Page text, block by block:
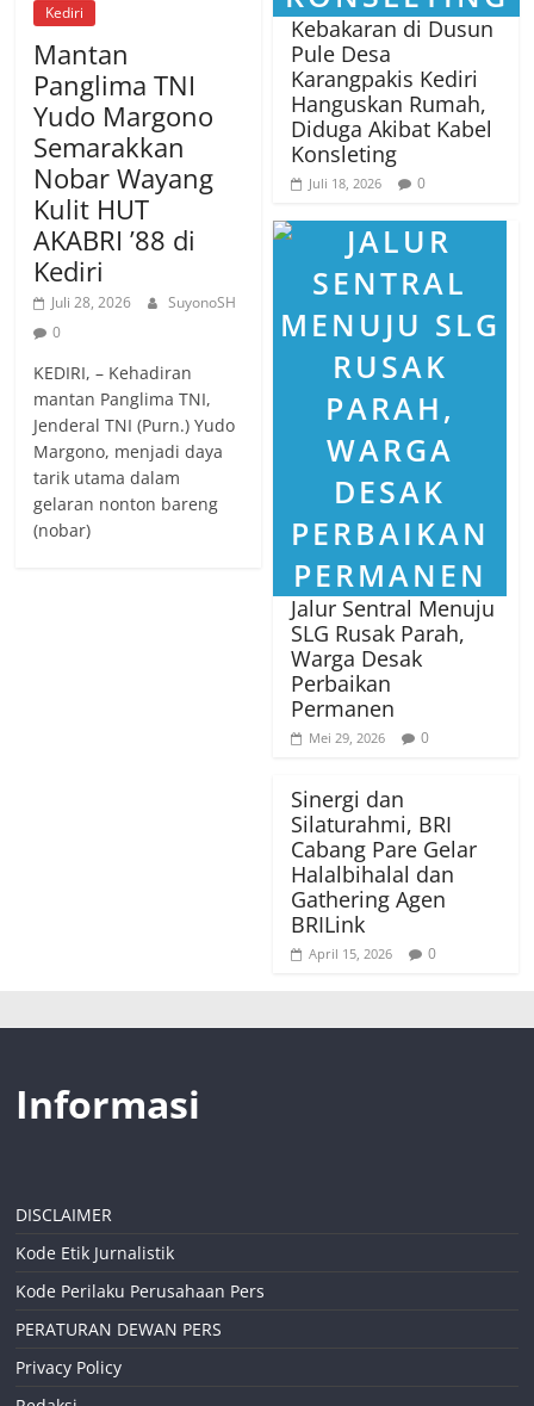
Kediri
Mantan
Panglima TNI
Yudo Margono
Semarakkan
Nobar Wayang
Kulit HUT
AKABRI ’88 di
Kediri
Juli 28, 2026
SuyonoSH
0
KEDIRI, – Kehadiran
mantan Panglima TNI,
Jenderal TNI (Purn.) Yudo
Margono, menjadi daya
tarik utama dalam
gelaran nonton bareng
(nobar)
Kebakaran di Dusun
Pule Desa
Karangpakis Kediri
Hanguskan Rumah,
Diduga Akibat Kabel
Konsleting
Juli 18, 2026 0
Jalur Sentral Menuju
SLG Rusak Parah,
Warga Desak
Perbaikan
Permanen
Mei 29, 2026 0
Sinergi dan
Silaturahmi, BRI
Cabang Pare Gelar
Halalbihalal dan
Gathering Agen
BRILink
April 15, 2026 0
Informasi
DISCLAIMER
Kode Etik Jurnalistik
Kode Perilaku Perusahaan Pers
PERATURAN DEWAN PERS
Privacy Policy